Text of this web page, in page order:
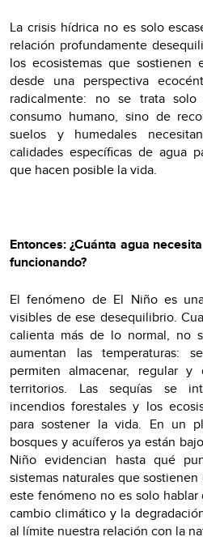
La crisis hídrica no es solo
relación profundamente
los ecosistemas que
desde una perspectiva
radicalmente: no se trata
consumo humano, sino de
suelos y humedales
calidades específicas de agua
que hacen posible la vida.
Entonces: ¿Cuánta agua
funcionando?
El fenómeno de El Niño es
visibles de ese desequilibrio.
calienta más de lo normal, no
aumentan las temperaturas:
permiten almacenar, regular
territorios. Las sequías se
incendios forestales y los
para sostener la vida. En un
bosques y acuíferos ya están
Niño evidencian hasta qué
sistemas naturales que
este fenómeno no es solo
cambio climático y la
al límite nuestra relación con la